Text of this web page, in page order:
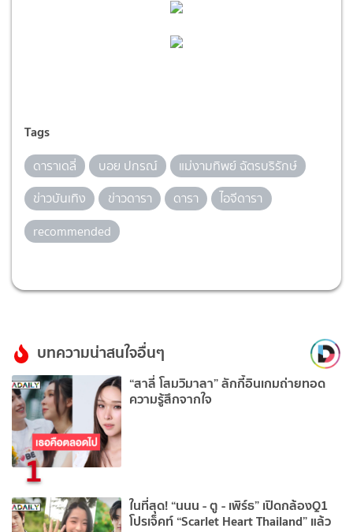
Tags
ดาราเดลี่ บอย ปกรณ์
แม่งามทิพย์ ฉัตรบริรักษ์
ข่าวบันเทิง
ข่าวดารา ดารา
ไอจีดารา
recommended
บทความน่าสนใจอื่นๆ
1
“สาลี่ โสมวิมาลา” ลักกี้อินเกมถ่ายทอด
ความรู้สึกจากใจ
ในที่สุด! “นนน - ตู - เพิร์ธ” เปิดกล้องQ1
โปรเจ็คท์ “Scarlet Heart Thailand” แล้ว